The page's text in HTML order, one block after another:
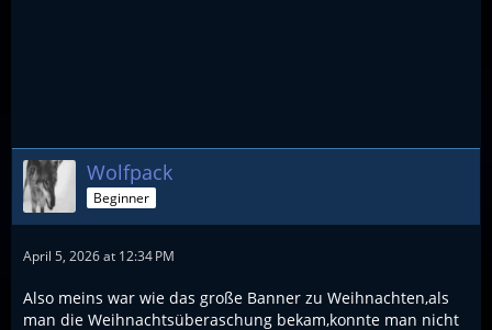
Wolfpack
Beginner
April 5, 2026 at 12:34 PM
Also meins war wie das große Banner zu Weihnachten,als
man die Weihnachtsüberaschung bekam,konnte man nicht